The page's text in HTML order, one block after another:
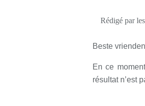
Rédigé par
Beste
En ce
résultat n’est